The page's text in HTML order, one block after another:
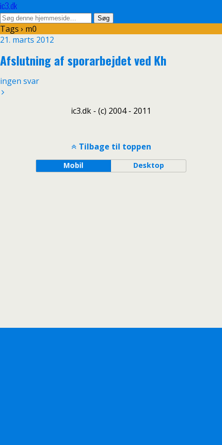
ic3.dk
Tags › m0
21. marts 2012
Afslutning af sporarbejdet ved Kh
ingen svar
ic3.dk - (c) 2004 - 2011
Tilbage til toppen
Mobil Desktop